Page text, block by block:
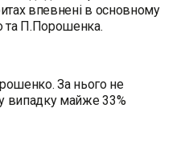
впевнені в основному
та П.Порошенка.
За нього не
випадку майже 33%